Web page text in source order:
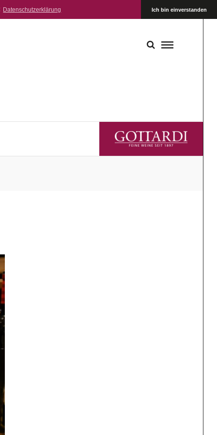
Datenschutzerklärung Ich bin einverstanden
GOTTARDI FEINE WEINE